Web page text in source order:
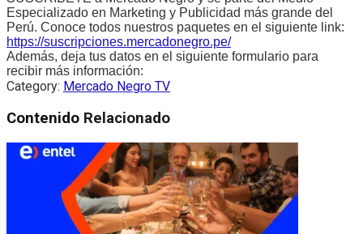
Especializado en Marketing y Publicidad más grande del
Perú. Conoce todos nuestros paquetes en el siguiente link:
https://suscripciones.mercadonegro.pe/
Además, deja tus datos en el siguiente formulario para
recibir más información:
Category: Mercado Negro TV
Contenido Relacionado